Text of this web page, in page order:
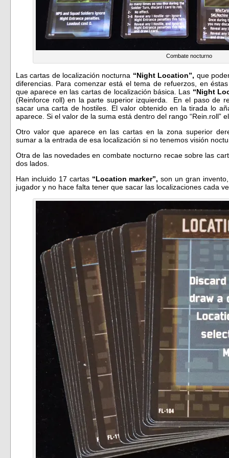
Combate nocturno
Las cartas de localización nocturna “Night Location”, que
diferencias. Para comenzar está el tema de refuerzos, en
que aparece en las cartas de localización básica. Las “Night
(Reinforce roll) en la parte superior izquierda. En el paso de
sacar una carta de hostiles. El valor obtenido en la tirada lo
aparece. Si el valor de la suma está dentro del rango “Rein.roll”
Otro valor que aparece en las cartas en la zona superior
sumar a la entrada de esa localización si no tenemos visión
Otra de las novedades en combate nocturno recae sobre las
dos lados.
Han incluido 17 cartas “Location marker”, son un gran
jugador y no hace falta tener que sacar las localizaciones cada